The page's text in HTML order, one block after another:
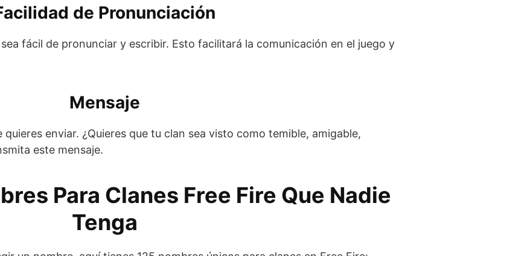
de Pronunciación
fácil de pronunciar y escribir. Esto facilitará la comunicación en el juego y
Mensaje
enviar. ¿Quieres que tu clan sea visto como temible, amigable,
este mensaje.
Para Clanes Free Fire Que Nadie
Tenga